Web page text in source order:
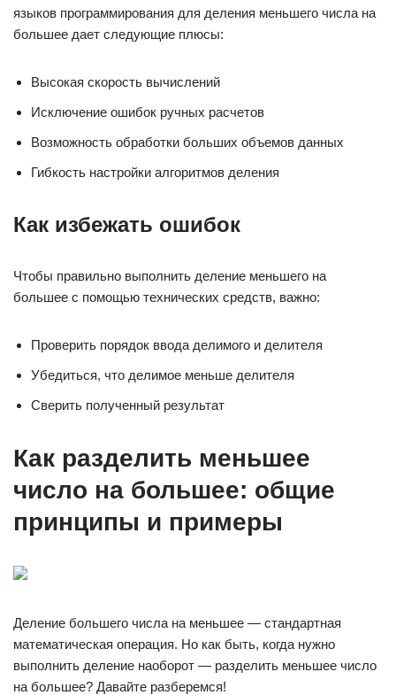
языков программирования для деления меньшего числа на
большее дает следующие плюсы:
Высокая скорость вычислений
Исключение ошибок ручных расчетов
Возможность обработки больших объемов данных
Гибкость настройки алгоритмов деления
Как избежать ошибок
Чтобы правильно выполнить деление меньшего на
большее с помощью технических средств, важно:
Проверить порядок ввода делимого и делителя
Убедиться, что делимое меньше делителя
Сверить полученный результат
Как разделить меньшее
число на большее: общие
принципы и примеры
Деление большего числа на меньшее — стандартная
математическая операция. Но как быть, когда нужно
выполнить деление наоборот — разделить меньшее число
на большее? Давайте разберемся!